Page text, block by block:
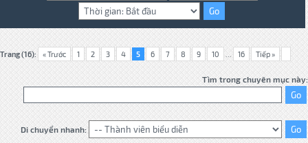
Trang (16): « Trước 1 2 3 4 5 6 7 8 9 10 ... 16 Tiếp »
Tìm trong chuyên mục này:
Di chuyển nhanh: